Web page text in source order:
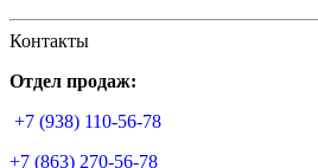
Контакты
Отдел продаж:
+7 (938) 110-56-78
+7 (863) 270-56-78